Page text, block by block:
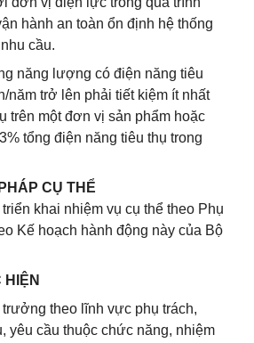
hành an toàn ổn định hệ thống
cầu.
năng lượng có điện năng tiêu
năm trở lên phải tiết kiệm ít nhất
trên một đơn vị sản phẩm hoặc
tổng điện năng tiêu thụ trong
CỤ THỂ
khai nhiệm vụ cụ thể theo Phụ
Kế hoạch hành động này của Bộ
HIỆN
theo lĩnh vực phụ trách,
yêu cầu thuộc chức năng, nhiệm